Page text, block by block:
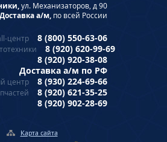
ул. Механизаторов, д 90
Доставка а/м, по всей России
центр 8 (800) 550-63-06
8 (920) 620-99-69
8 (920) 920-38-08
Доставка а/м по РФ
центр 8 (930) 224-69-66
8 (920) 621-35-25
8 (920) 902-28-69
Карта сайта